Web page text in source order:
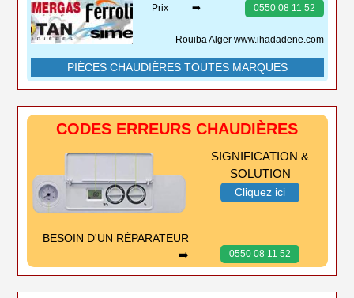
Prix ➡️ 0550 08 11 52
Rouiba Alger www.ihadadene.com
PIÈCES CHAUDIÈRES TOUTES MARQUES
CODES ERREURS CHAUDIÈRES
SIGNIFICATION &
SOLUTION
Cliquez ici
0550 08 11 52
BESOIN D'UN RÉPARATEUR
➡️